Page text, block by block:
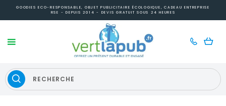
GOODIES ECO-RESPONSABLE, OBJET PUBLICITAIRE ÉCOLOGIQUE, CADEAU ENTREPRISE
RSE - DEPUIS 2014 - DEVIS GRATUIT SOUS 24 HEURES